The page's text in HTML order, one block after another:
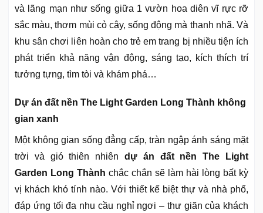
và lãng mạn như sống giữa 1 vườn hoa diên vĩ rực rỡ
sắc màu, thơm mùi cỏ cây, sống động mà thanh nhã. Và
khu sân chơi liên hoàn cho trẻ em trang bị nhiều tiện ích
phát triển khả năng vận động, sáng tạo, kích thích trí
tưởng tựng, tìm tòi và khám phá…
Dự án đất nền The Light Garden Long Thành không
gian xanh
Một không gian sống đẳng cấp, tràn ngập ánh sáng mặt
trời và gió thiên nhiên dự án đất nền The Light
Garden Long Thành chắc chắn sẽ làm hài lòng bất kỳ
vị khách khó tính nào. Với thiết kế biệt thự và nhà phố,
đáp ứng tối đa nhu cầu nghỉ ngơi – thư giãn của khách